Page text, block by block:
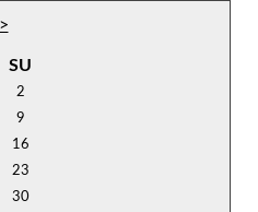
SU
2
9
16
23
30